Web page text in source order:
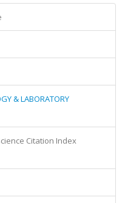
& LABORATORY
Citation Index